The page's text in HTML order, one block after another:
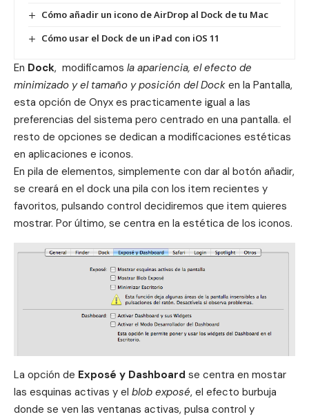
Cómo añadir un icono de AirDrop al Dock de tu Mac
Cómo usar el Dock de un iPad con iOS 11
En Dock, modificamos la apariencia, el efecto de
minimizado y el tamaño y posición delDock en la Pantalla,
esta opción de Onyx es practicamente igual a las
preferencias del sistema pero centrado en una pantalla. el
resto de opciones se dedican a modificaciones estéticas
en aplicaciones e iconos.
En pila de elementos, simplemente con dar al botón añadir,
se creará en el dock una pila con los item recientes y
favoritos, pulsando control decidiremos que item quieres
mostrar. Por último, se centra en la estética de los iconos.
La opción de Exposé y Dashboard se centra en mostar
las esquinas activas y el blob exposé, el efecto burbuja
donde se ven las ventanas activas, pulsa control y